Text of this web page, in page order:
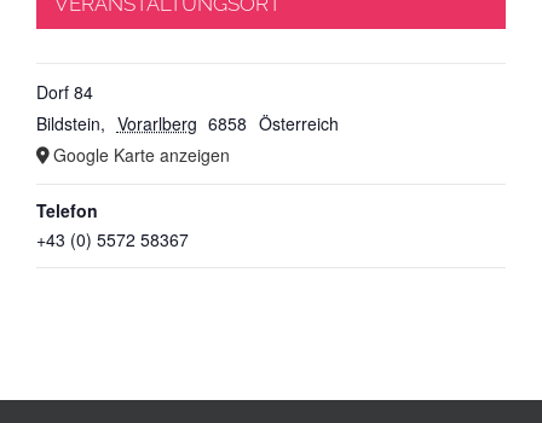
Dorf 84
Bildstein, Vorarlberg 6858 Österreich
Google Karte anzeigen
Telefon
+43 (0) 5572 58367